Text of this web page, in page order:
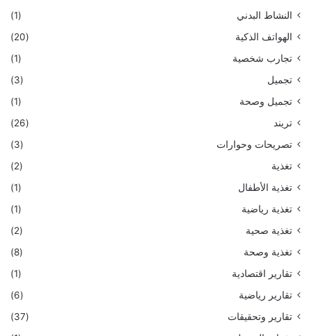
النشاط البدني
(1)
الهواتف الذكية
(20)
تجارب شخصية
(1)
تجميل
(3)
تجميل وصحة
(1)
تريند
(26)
تصريحات وحوارات
(3)
تغذية
(2)
تغذية الأطفال
(1)
تغذية رياضية
(1)
تغذية صحية
(2)
تغذية وصحة
(8)
تقارير اقتصادية
(1)
تقارير رياضية
(6)
تقارير وتحقيقات
(37)